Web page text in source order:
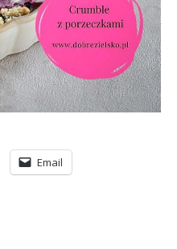
Email